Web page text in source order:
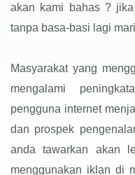
akan kami bahas ?
tanpa basa-basi lagi
Masyarakat yang
mengalami
pengguna internet
dan prospek
anda tawarkan akan
menggunakan iklan di